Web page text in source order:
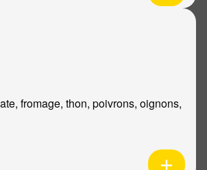
fromage, thon, poivrons, oignons,